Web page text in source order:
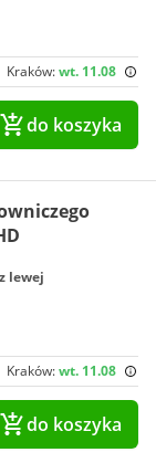
Kraków:wt. 11.08
do koszyka
lewej
Kraków:wt. 11.08
do koszyka